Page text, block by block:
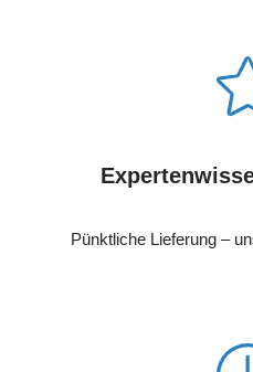
Pünktliche Lieferung –